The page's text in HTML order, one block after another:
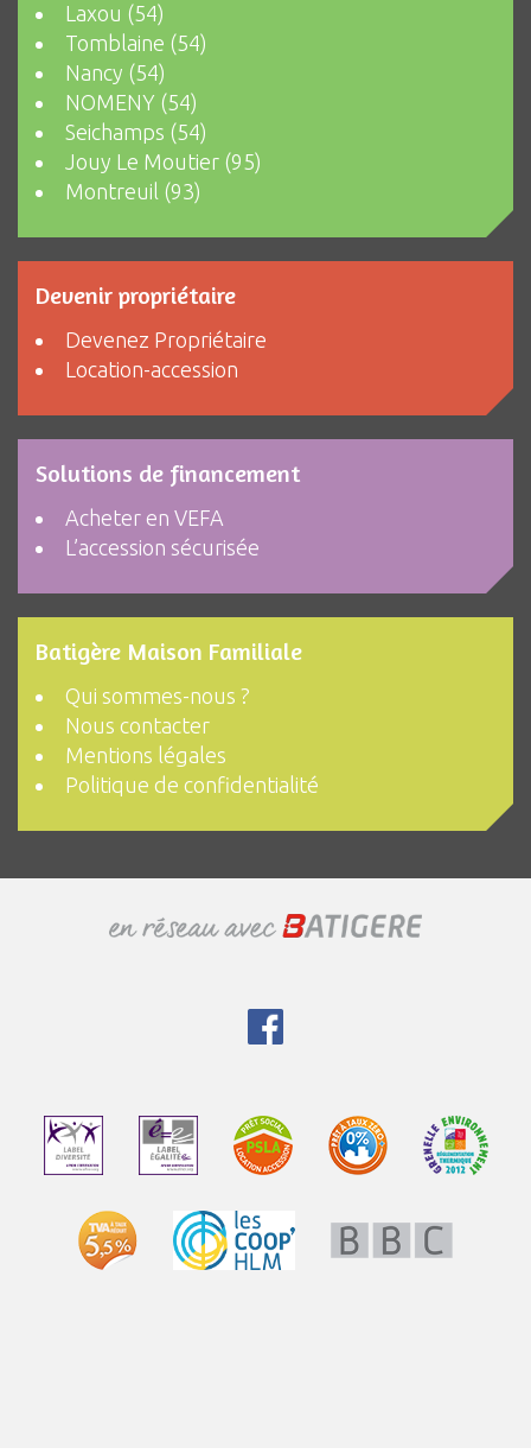
Laxou (54)
Tomblaine (54)
Nancy (54)
NOMENY (54)
Seichamps (54)
Jouy Le Moutier (95)
Montreuil (93)
Devenir propriétaire
Devenez Propriétaire
Location-accession
Solutions de financement
Acheter en VEFA
L’accession sécurisée
Batigère Maison Familiale
Qui sommes-nous ?
Nous contacter
Mentions légales
Politique de confidentialité